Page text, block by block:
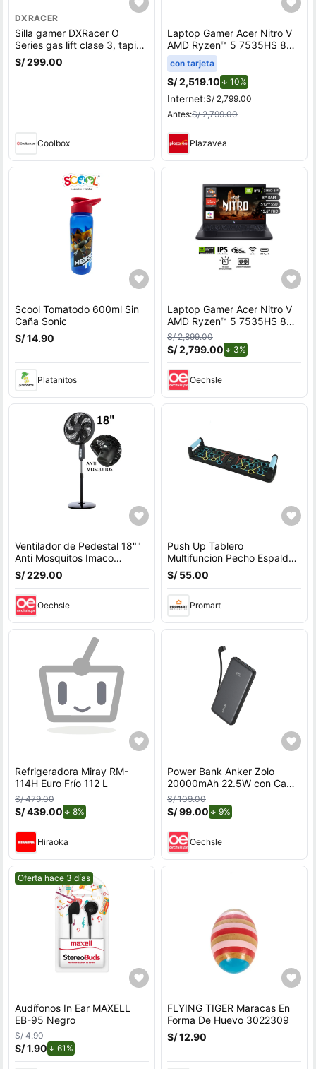
DXRACER
Silla gamer DXRacer O
Series gas lift clase 3, tapiz
cuero pu, máx. 100 kg,
inclinación 90 - 135°, negro
S/ 299.00
Coolbox
Laptop Gamer Acer Nitro V
AMD Ryzen™ 5 7535HS 8GB
RAM 512GB SSD 15.6"" RTX
3050
con tarjeta
S/ 2,519.10 10%de descuento.
Internet:S/ 2,799.00
Antes:S/ 2,799.00
Plazavea
Scool Tomatodo 600ml Sin
Caña Sonic
S/ 14.90
Platanitos
Laptop Gamer Acer Nitro V
AMD Ryzen™ 5 7535HS 8GB
RAM 512GB SSD 15.6"" RTX
3050.
S/ 2,899.00
S/ 2,799.00 3%de descuento.
Oechsle
Ventilador de Pedestal 18""
Anti Mosquitos Imaco
FSM7518MK 85W
S/ 229.00
Oechsle
Push Up Tablero
Multifuncion Pecho Espalda
Hombros Triceps
S/ 55.00
Promart
Refrigeradora Miray RM-
114H Euro Frío 112 L
S/ 479.00
S/ 439.00 8%
Hiraoka
Power Bank Anker Zolo
20000mAh 22.5W con Cable
USB-C Integrado Negro
S/ 109.00
S/ 99.00 9%de descuento.
Oechsle
Mejor precio.
Oferta hace 3 días
Audífonos In Ear MAXELL
EB-95 Negro
S/ 4.90
S/ 1.90 61%
FLYING TIGER Maracas En
Forma De Huevo 3022309
S/ 12.90